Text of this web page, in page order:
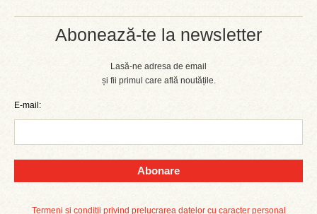
Abonează-te la newsletter
Lasă-ne adresa de email
și fii primul care află noutățile.
E-mail:
Abonare
Termeni și condiții privind prelucrarea datelor cu caracter personal